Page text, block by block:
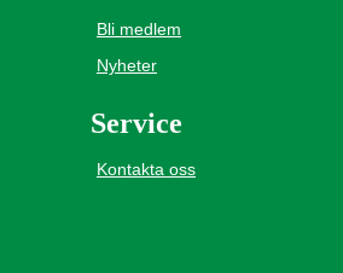
Bli medlem
Nyheter
Service
Kontakta oss